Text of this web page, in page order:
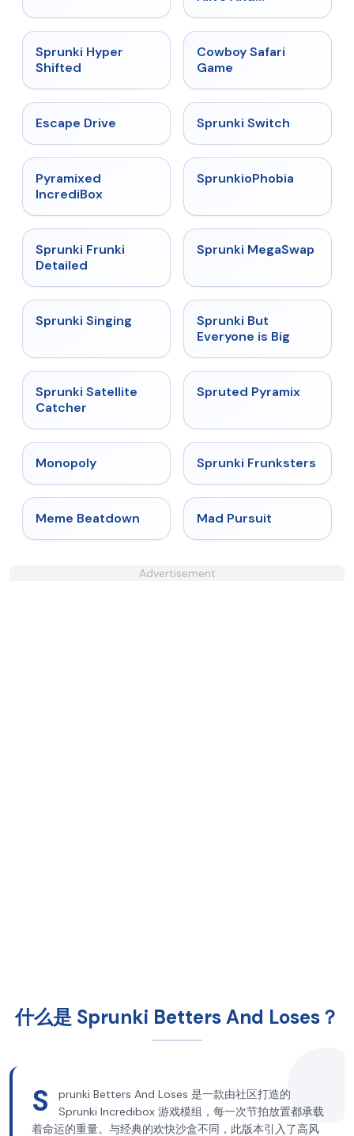
★
Sprunki Hyper
Shifted
Cowboy Safari
Game
Escape Drive ★
Sprunki Switch
Pyramixed
IncrediBox
★
SprunkioPhobia
★
Sprunki Frunki
Detailed
★ 4.5
Sprunki MegaSwap
★
Sprunki Singing
Sprunki But
Everyone is Big
★ 4.4
Sprunki Satellite
Catcher
★ 4.9
Spruted Pyramix
Monopoly ★ 4.7
Sprunki Frunksters
★ 4.4
Meme Beatdown Mad Pursuit
Advertisement
什么是 Sprunki Betters And Loses？
S
prunki Betters And Loses 是一款由社区打造的
Sprunki Incredibox 游戏模组，每一次节拍放置都承载
着命运的重量。与经典的欢快沙盒不同，此版本引入了高风